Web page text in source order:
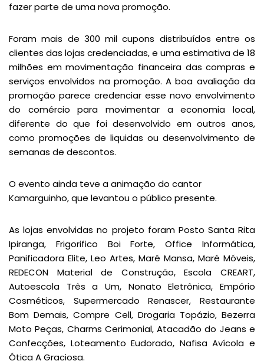
fazer parte de uma nova promoção.
Foram mais de 300 mil cupons distribuídos entre os
clientes das lojas credenciadas, e uma estimativa de 18
milhões em movimentação financeira das compras e
serviços envolvidos na promoção. A boa avaliação da
promoção parece credenciar esse novo envolvimento
do comércio para movimentar a economia local,
diferente do que foi desenvolvido em outros anos,
como promoções de liquidas ou desenvolvimento de
semanas de descontos.
O evento ainda teve a animação do cantor
Kamarguinho, que levantou o público presente.
As lojas envolvidas no projeto foram Posto Santa Rita
Ipiranga, Frigorifico Boi Forte, Office Informática,
Panificadora Elite, Leo Artes, Maré Mansa, Maré Móveis,
REDECON Material de Construção, Escola CREART,
Autoescola Três a Um, Nonato Eletrônica, Empório
Cosméticos, Supermercado Renascer, Restaurante
Bom Demais, Compre Cell, Drogaria Topázio, Bezerra
Moto Peças, Charms Cerimonial, Atacadão do Jeans e
Confecções, Loteamento Eudorado, Nafisa Avícola e
Ótica A Graciosa.